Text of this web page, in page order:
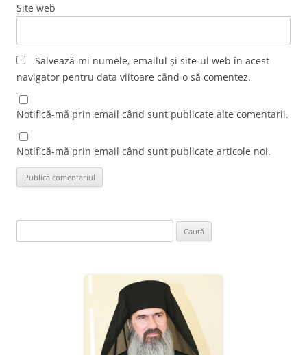
Site web
Salvează-mi numele, emailul și site-ul web în acest
navigator pentru data viitoare când o să comentez.
Notifică-mă prin email când sunt publicate alte comentarii.
Notifică-mă prin email când sunt publicate articole noi.
după: